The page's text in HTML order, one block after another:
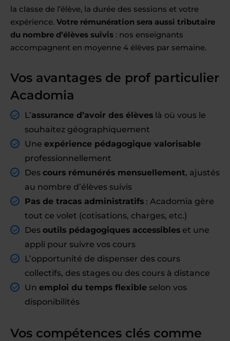
la classe de l’élève, la durée des sessions et votre
expérience. Votre rémunération sera aussi tributaire
du nombre d’élèves suivis : nos enseignants
accompagnent en moyenne 4 élèves par semaine.
Vos avantages de prof particulier
Acadomia
L’assurance d’avoir des élèves là où vous le
souhaitez géographiquement
Une expérience pédagogique valorisable
professionnellement
Des cours rémunérés mensuellement, ajustés
au nombre d’élèves suivis
Pas de tracas administratifs : Acadomia gère
tout ce volet (cotisations, charges, etc.)
Des outils pédagogiques accessibles et une
appli pour suivre vos cours
L’opportunité de dispenser des cours
collectifs, des stages ou des cours à distance
Un emploi du temps flexible selon vos
disponibilités
Vos compétences clés comme